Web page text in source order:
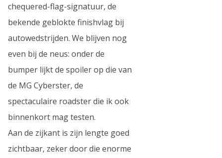
chequered-flag-signatuur, de
bekende geblokte finishvlag bij
autowedstrijden. We blijven nog
even bij de neus: onder de
bumper lijkt de spoiler op die van
de MG Cyberster, de
spectaculaire roadster die ik ook
binnenkort mag testen.
Aan de zijkant is zijn lengte goed
zichtbaar, zeker door die enorme